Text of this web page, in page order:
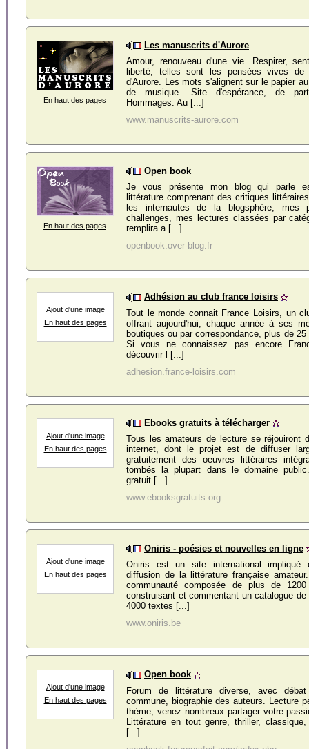
En haut des pages
Les manuscrits d'Aurore
Amour, renouveau d'une vie. Respirer,
liberté, telles sont les pensées vives de
d'Aurore. Les mots s'alignent sur le papier
de musique. Site d'espérance, de
Hommages. Au [...]
www.manuscrits-aurore.com
En haut des pages
Open book
Je vous présente mon blog qui parle
littérature comprenant des critiques
les internautes de la blogsphère, mes
challenges, mes lectures classées par
remplira a [...]
openbook.over-blog.fr
Ajout d'une image
En haut des pages
Adhésion au club france loisirs
Tout le monde connait France Loisirs, un
offrant aujourd'hui, chaque année à ses
boutiques ou par correspondance, plus de
Si vous ne connaissez pas encore
découvrir l [...]
adhesion.france-loisirs.com
Ajout d'une image
En haut des pages
Ebooks gratuits à télécharger
Tous les amateurs de lecture se réjouiront
internet, dont le projet est de diffuser
gratuitement des oeuvres littéraires
tombés la plupart dans le domaine
gratuit [...]
www.ebooksgratuits.org
Ajout d'une image
En haut des pages
Oniris - poésies et nouvelles en ligne
Oniris est un site international
diffusion de la littérature française
communauté composée de plus de
construisant et commentant un catalogue
4000 textes [...]
www.oniris.be
Ajout d'une image
En haut des pages
Open book
Forum de littérature diverse, avec
commune, biographie des auteurs. Lecture
thème, venez nombreux partager votre
Littérature en tout genre, thriller,
[...]